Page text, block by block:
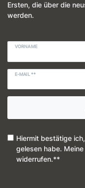
Ersten, die über die
werden.
VORNAME
E-MAIL **
Hiermit bestätige
gelesen habe.
widerrufen.**